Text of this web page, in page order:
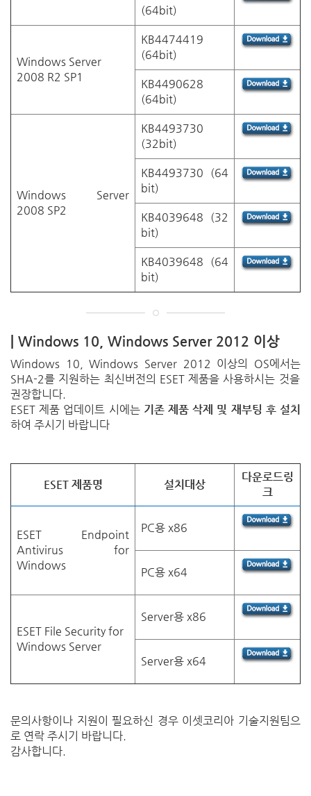
(64bit)
Windows Server
2008 R2 SP1
KB4474419
(64bit)
KB4490628
(64bit)
Windows Server
2008 SP2
KB4493730
(32bit)
KB4493730
(64
bit)
KB4039648
(32
bit)
KB4039648
(64
bit)
| Windows 10, Windows Server 2012 이상
Windows 10, Windows Server 2012 이상의 OS에서는
SHA-2를 지원하는 최신버전의 ESET제품을 사용하시는 것을
권장합니다.
ESET제품 업데이트 시에는 기존 제품 삭제 및 재부팅 후 설치
하여 주시기 바랍니다
ESET 제품명 설치대상
다운로드링
크
ESET Endpoint
Antivirus for
Windows
PC용 x86
PC용 x64
ESET File Security for
Windows Server
Server용 x86
Server용 x64
문의사항이나 지원이 필요하신 경우 이셋코리아 기술지원팀으
로 연락 주시기 바랍니다.
감사합니다.